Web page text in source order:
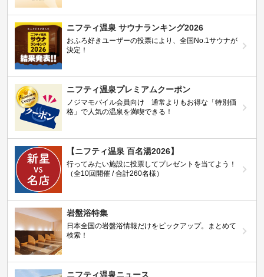
ニフティ温泉 サウナランキング2026
おふろ好きユーザーの投票により、全国No.1サウナが
決定！
ニフティ温泉プレミアムクーポン
ノジマモバイル会員向け 通常よりもお得な「特別価
格」で人気の温泉を満喫できる！
【ニフティ温泉 百名湯2026】
行ってみたい施設に投票してプレゼントを当てよう！
（全10回開催 / 合計260名様）
岩盤浴特集
日本全国の岩盤浴情報だけをピックアップ。まとめて
検索！
ニフティ温泉ニュース